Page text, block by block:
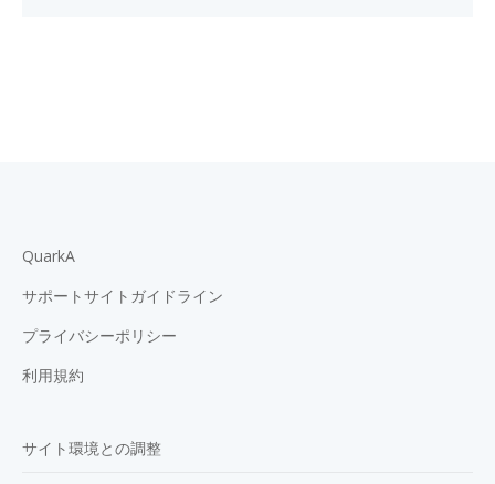
QuarkA
サポートサイトガイドライン
プライバシーポリシー
利用規約
サイト環境との調整